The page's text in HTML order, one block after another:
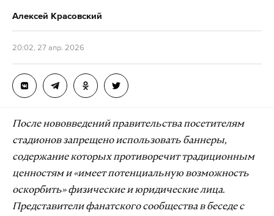
Алексей Красовский
20:02, 27 апр. 2026
После нововведений правительства посетителям
стадионов запрещено использовать баннеры,
содержание которых противоречит традиционным
ценностям и «имеет потенциальную возможность
оскорбить» физические и юридические лица.
Представители фанатского сообщества в беседе с